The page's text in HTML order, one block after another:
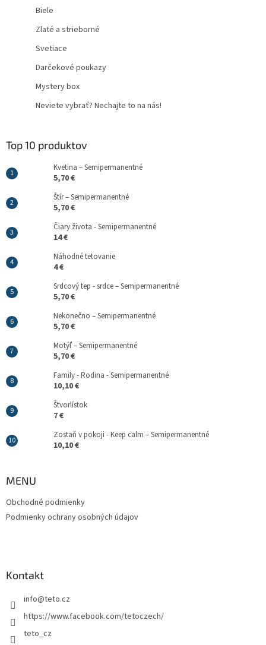
Biele
Zlaté a strieborné
Svetiace
Darčekové poukazy
Mystery box
Neviete vybrať? Nechajte to na nás!
Top 10 produktov
Kvetina – Semipermanentné
5,70 €
Štír – Semipermanentné
5,70 €
Čiary života - Semipermanentné
14 €
Náhodné tetovanie
4 €
Srdcový tep - srdce – Semipermanentné
5,70 €
Nekonečno – Semipermanentné
5,70 €
Motýľ – Semipermanentné
5,70 €
Family - Rodina - Semipermanentné
10,10 €
Štvorlístok
7 €
Zostaň v pokoji - Keep calm – Semipermanentné
10,10 €
MENU
Obchodné podmienky
Podmienky ochrany osobných údajov
Kontakt
info@teto.cz
https://www.facebook.com/tetoczech/
teto_cz